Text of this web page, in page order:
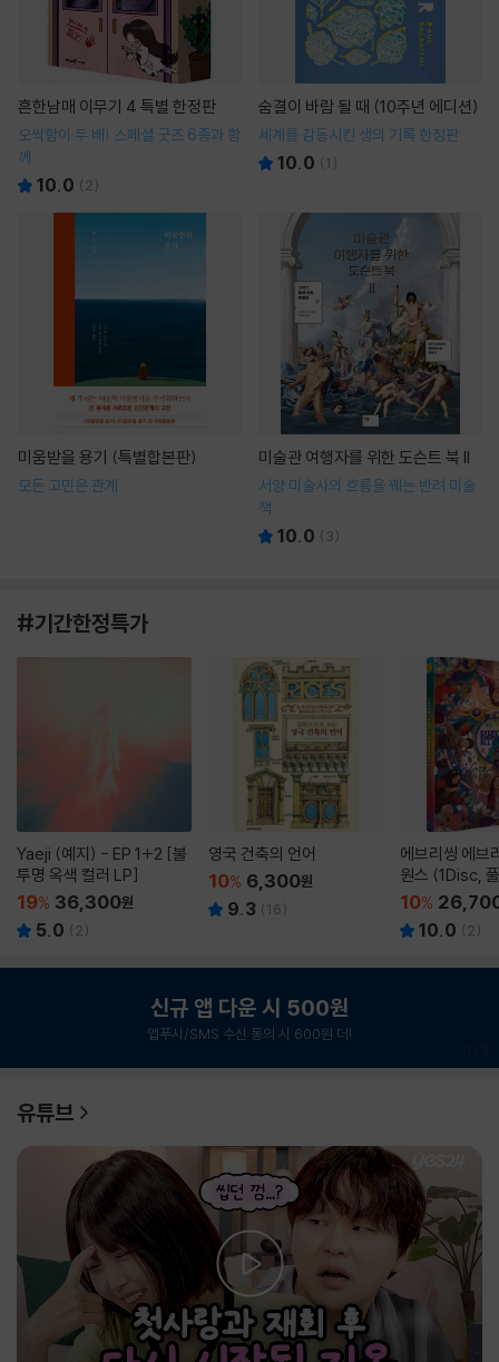
흔한남매 이무기 4 특별 한정판
오싹함이 두 배! 스페셜 굿즈 6종과 함
께
10.0 ( 2)
숨결이 바람 될 때 (10주년 에디션)
세계를 감동시킨 생의 기록 한정판
10.0 (1 )
미움받을 용기 (특별합본판)
모든 고민은 관계
미술관 여행자를 위한 도슨트 북 II
서양 미술사의 흐름을 꿰는 반려 미술
책
10.0 ( 3)
#기간한정특가
Yaeji (예지) - EP 1+2 [불
투명 옥색 컬러 LP]
19% 36,300원
5.0 ( 2)
영국 건축의 언어
10% 6,300원
9.3 (16)
에브리씽 에브
원스 (1Disc,
판) : 블루레이
10%
10.0 ( 2)
신규 앱 다운 시 500원
앱푸시/SMS 수신 동의 시 600원 더!
유튜브